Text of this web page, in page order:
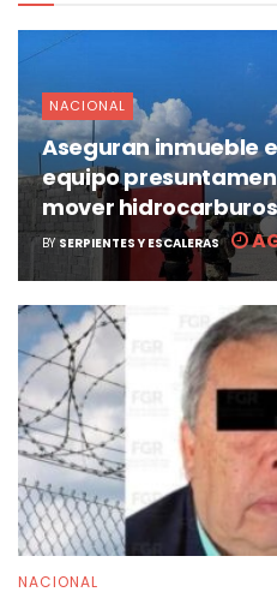
NACIONAL
Aseguran inmueble
equipo
mover hidrocarburos
BY SERPIENTES Y ESCALERAS
NACIONAL